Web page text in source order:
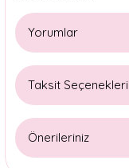
Yorumlar
Taksit Seçenekleri
Önerileriniz